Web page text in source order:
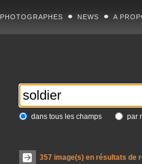
PHOTOGRAPHES NEWS A
dans tous les champs par
357image(s) en résultats de